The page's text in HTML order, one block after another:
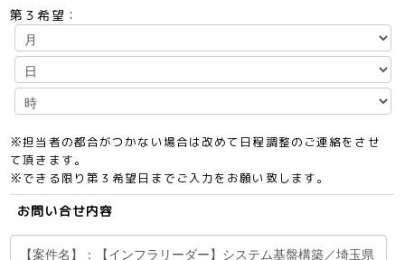
第３希望：
※担当者の都合がつかない場合は改めて日程調整のご連絡をさせ
て頂きます。
※できる限り第３希望日までご入力をお願い致します。
お問い合せ内容